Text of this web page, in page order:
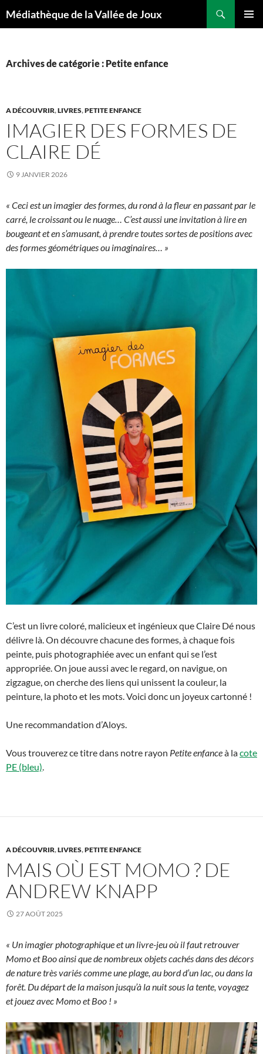
auMédiathèque de la Vallée de Joux
Archives de catégorie : Petite enfance
A DÉCOUVRIR,LIVRES,PETITE ENFANCE
IMAGIER DES FORMES DE
CLAIRE DÉ
9 JANVIER 2026
« Ceci est un imagier des formes, du rond à la fleur en passant par le
carré, le croissant ou le nuage… C’est aussi une invitation à lire en
bougeant et en s’amusant, à prendre toutes sortes de positions avec
des formes géométriques ou imaginaires… »
C’est un livre coloré, malicieux et ingénieux que Claire Dé nous
délivre là. On découvre chacune des formes, à chaque fois
peinte, puis photographiée avec un enfant qui se l’est
appropriée. On joue aussi avec le regard, on navigue, on
zigzague, on cherche des liens qui unissent la couleur, la
peinture, la photo et les mots. Voici donc un joyeux cartonné !
Une recommandation d’Aloys.
Vous trouverez ce titre dans notre rayon Petite enfanceà lacote
PE (bleu).
A DÉCOUVRIR,LIVRES,PETITE ENFANCE
MAIS OÙ EST MOMO ? DE
ANDREW KNAPP
27 AOÛT 2025
« Un imagier photographique et un livre-jeu où il faut retrouver
Momo et Boo ainsi que de nombreux objets cachés dans des décors
de nature très variés comme une plage, au bord d’un lac, ou dans la
forêt. Du départ de la maison jusqu’à la nuit sous la tente, voyagez
et jouez avec Momo et Boo ! »